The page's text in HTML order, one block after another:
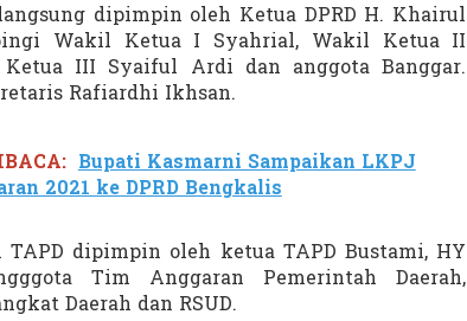
0
3
dipimpin oleh Ketua DPRD H. Khairul
Wakil Ketua I Syahrial, Wakil Ketua II
III Syaiful Ardi dan anggota Banggar.
Rafiardhi Ikhsan.
Bupati Kasmarni Sampaikan LKPJ
2021 ke DPRD Bengkalis
TAPD dipimpin oleh ketua TAPD Bustami, HY
Tim Anggaran Pemerintah Daerah,
Daerah dan RSUD.